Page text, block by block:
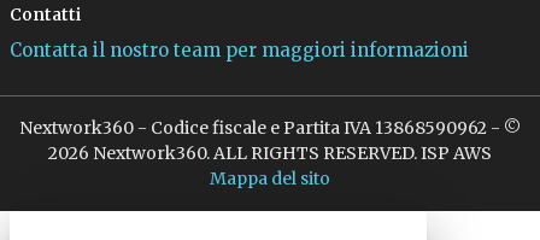
Contatti
Contatta il nostro team per maggiori informazioni
Nextwork360 - Codice fiscale e Partita IVA 13868590962 - ©
2026 Nextwork360. ALL RIGHTS RESERVED. ISP AWS
Mappa del sito